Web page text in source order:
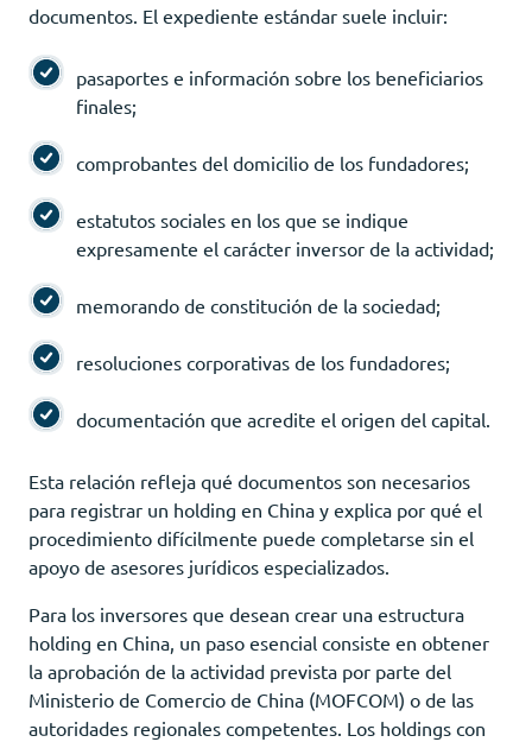
documentos. El expediente estándar suele incluir:
pasaportes e información sobre los beneficiarios
finales;
comprobantes del domicilio de los fundadores;
estatutos sociales en los que se indique
expresamente el carácter inversor de la actividad;
memorando de constitución de la sociedad;
resoluciones corporativas de los fundadores;
documentación que acredite el origen del capital.
Esta relación refleja qué documentos son necesarios
para registrar un holding en China y explica por qué el
procedimiento difícilmente puede completarse sin el
apoyo de asesores jurídicos especializados.
Para los inversores que desean crear una estructura
holding en China, un paso esencial consiste en obtener
la aprobación de la actividad prevista por parte del
Ministerio de Comercio de China (MOFCOM) o de las
autoridades regionales competentes. Los holdings con